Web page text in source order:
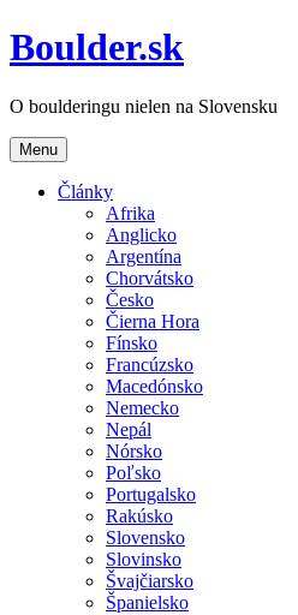
Boulder.sk
O boulderingu nielen na Slovensku
Menu
Články
Afrika
Anglicko
Argentína
Chorvátsko
Česko
Čierna Hora
Fínsko
Francúzsko
Macedónsko
Nemecko
Nepál
Nórsko
Poľsko
Portugalsko
Rakúsko
Slovensko
Slovinsko
Švajčiarsko
Španielsko